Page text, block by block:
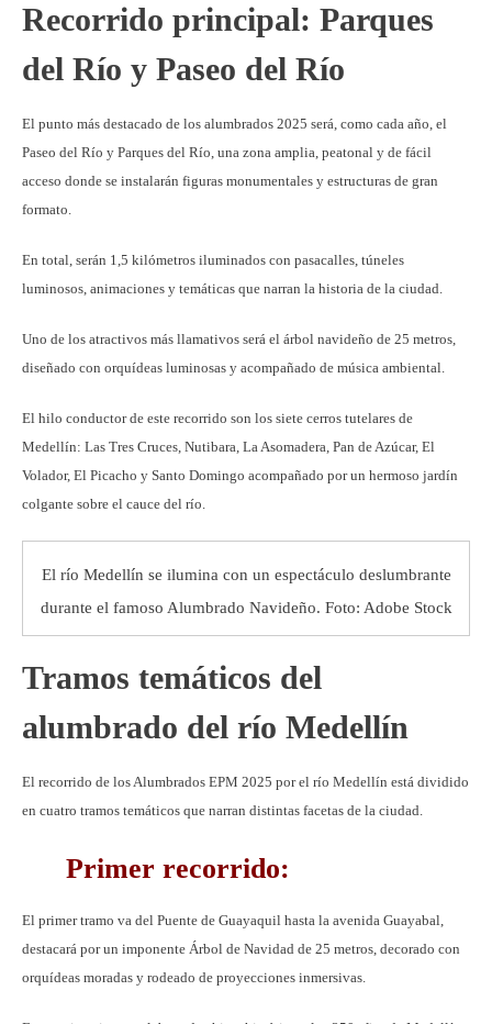
Recorrido principal: Parques
del Río y Paseo del Río
El punto más destacado de los alumbrados 2025 será, como cada año, el
Paseo del Río y Parques del Río, una zona amplia, peatonal y de fácil
acceso donde se instalarán figuras monumentales y estructuras de gran
formato.
En total, serán 1,5 kilómetros iluminados con pasacalles, túneles
luminosos, animaciones y temáticas que narran la historia de la ciudad.
Uno de los atractivos más llamativos será el árbol navideño de 25 metros,
diseñado con orquídeas luminosas y acompañado de música ambiental.
El hilo conductor de este recorrido son los siete cerros tutelares de
Medellín: Las Tres Cruces, Nutibara, La Asomadera, Pan de Azúcar, El
Volador, El Picacho y Santo Domingo acompañado por un hermoso jardín
colgante sobre el cauce del río.
El río Medellín se ilumina con un espectáculo deslumbrante
durante el famoso Alumbrado Navideño. Foto: Adobe Stock
Tramos temáticos del
alumbrado del río Medellín
El recorrido de los Alumbrados EPM 2025 por el río Medellín está dividido
en cuatro tramos temáticos que narran distintas facetas de la ciudad.
Primer recorrido:
El primer tramo va del Puente de Guayaquil hasta la avenida Guayabal,
destacará por un imponente Árbol de Navidad de 25 metros, decorado con
orquídeas moradas y rodeado de proyecciones inmersivas.